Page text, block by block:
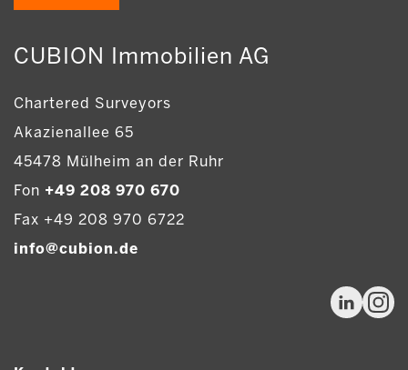
CUBION Immobilien AG
Chartered Surveyors
Akazienallee 65
45478 Mülheim an der Ruhr
Fon +49 208 970 670
Fax +49 208 970 6722
info@cubion.de